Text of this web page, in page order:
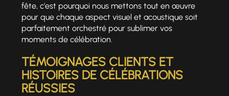
fête, c'est pourquoi nous mettons tout en œuvre
pour que chaque aspect visuel et acoustique soit
parfaitement orchestré pour sublimer vos
moments de célébration.
TÉMOIGNAGES CLIENTS ET
HISTOIRES DE CÉLÉBRATIONS
RÉUSSIES